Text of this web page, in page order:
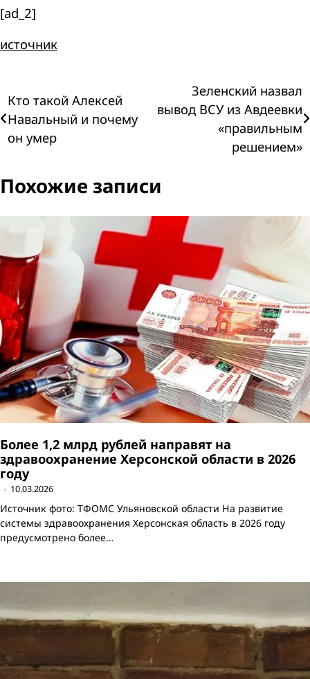
[ad_2]
источник
Навигация
по
записям
Кто такой Алексей
Навальный и почему
он умер
Зеленский назвал
вывод ВСУ из Авдеевки
«правильным
решением»
Похожие записи
Более 1,2 млрд рублей направят на
здравоохранение Херсонской области в 2026
году
10.03.2026
Источник фото: ТФОМС Ульяновской области На развитие
системы здравоохранения Херсонская область в 2026 году
предусмотрено более…